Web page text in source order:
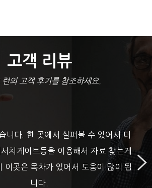
고객 리뷰
의 고객 후기를 참조하세요.
니다. 한 곳에서 살펴볼 수 있어서 더
치게이트등을 이용해서 자료 찾는게
이곳은 목차가 있어서 도움이 많이 됩
니다.